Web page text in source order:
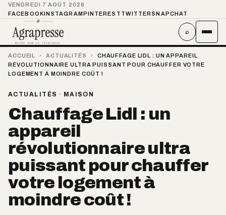
VENDREDI 7 AOÛT 2026
FACEBOOKINSTAGRAMPINTEREST TWITTER SNAPCHAT
⌕
ACCUEIL › ACTUALITÉS ›
CHAUFFAGE LIDL : UN APPAREIL
RÉVOLUTIONNAIRE ULTRA PUISSANT POUR CHAUFFER VOTRE
LOGEMENT À MOINDRE COÛT !
ACTUALITÉS · MAISON
Chauffage Lidl : un
appareil
révolutionnaire ultra
puissant pour chauffer
votre logement à
moindre coût !